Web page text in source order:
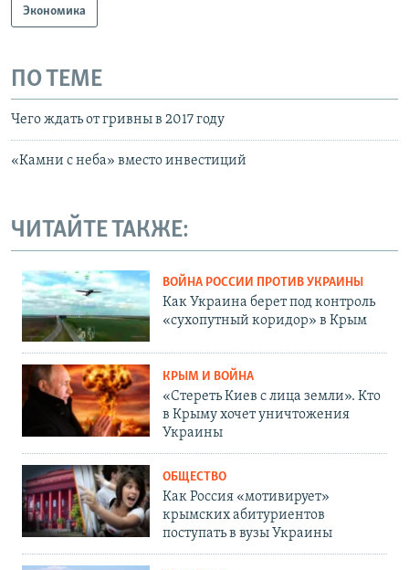
Экономика
ПО ТЕМЕ
Чего ждать от гривны в 2017 году
«Камни с неба» вместо инвестиций
ЧИТАЙТЕ ТАКЖЕ:
ВОЙНА РОССИИ ПРОТИВ УКРАИНЫ
Как Украина берет под контроль
«сухопутный коридор» в Крым
КРЫМ И ВОЙНА
«Стереть Киев с лица земли». Кто
в Крыму хочет уничтожения
Украины
ОБЩЕСТВО
Как Россия «мотивирует»
крымских абитуриентов
поступать в вузы Украины